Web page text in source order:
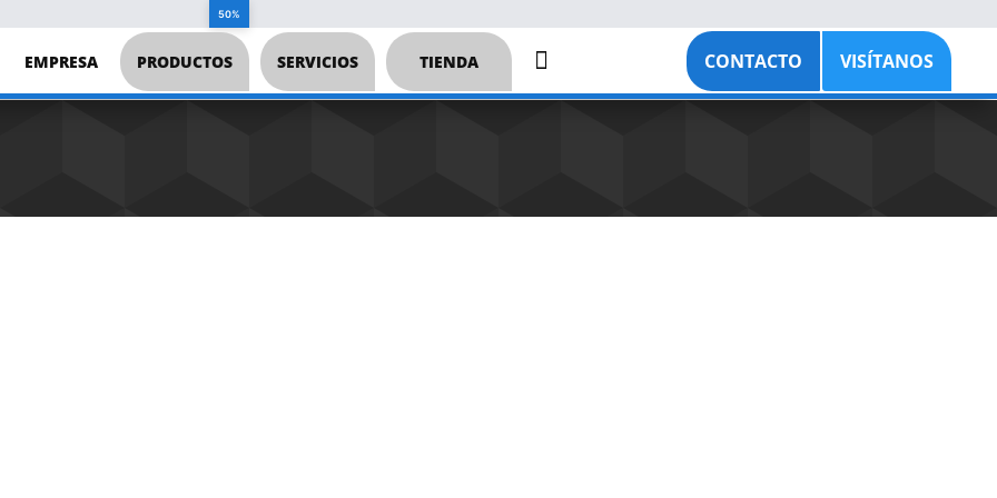
50%
EMPRESA PRODUCTOS SERVICIOS TIENDA  CONTACTO VISÍTANOS